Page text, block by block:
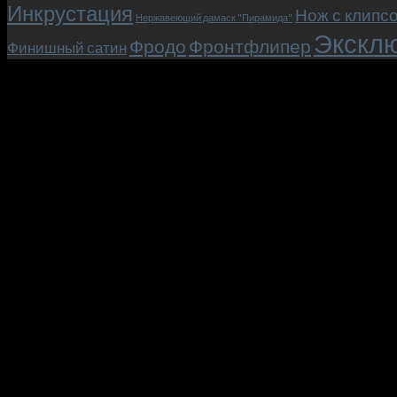
Инкрустация Нержавеющий дамаск "Пирамида" Нож с
Финишный сатин Фродо Фронтфлипер